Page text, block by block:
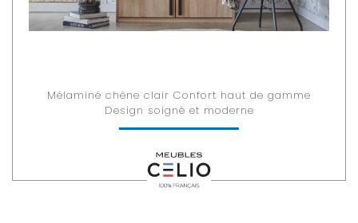
Mélaminé chêne clair Confort haut de gamme
Design soigné et moderne